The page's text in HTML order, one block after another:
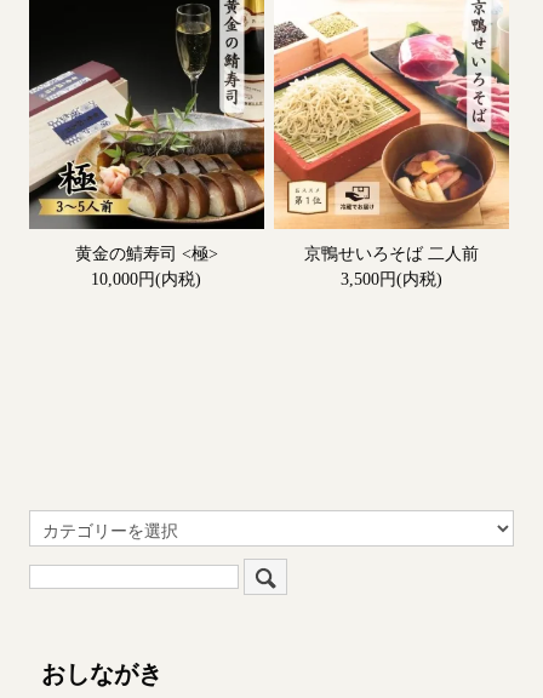
黄金の鯖寿司 <極>
10,000円(内税)
京鴨せいろそば 二人前
3,500円(内税)
おしながき